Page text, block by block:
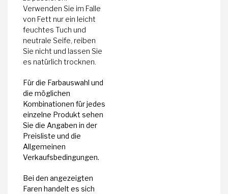
Verwenden Sie im Falle
von Fett nur ein leicht
feuchtes Tuch und
neutrale Seife, reiben
Sie nicht und lassen Sie
es natürlich trocknen.
Für die Farbauswahl und
die möglichen
Kombinationen für jedes
einzelne Produkt sehen
Sie die Angaben in der
Preisliste und die
Allgemeinen
Verkaufsbedingungen.
Bei den angezeigten
Faren handelt es sich